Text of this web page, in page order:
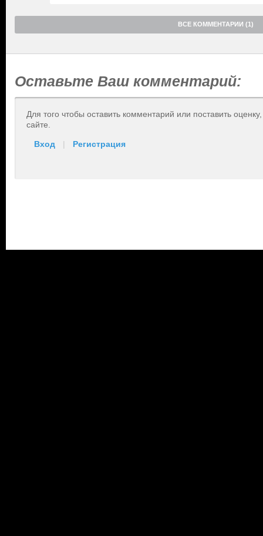
ВСЕ КОММЕНТАРИИ (1)
Оставьте Ваш комментарий:
Для того чтобы оставить комментарий или поставить
сайте.
Вход | Регистрация